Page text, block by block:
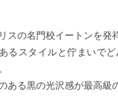
スの名門校イートンを発
るスタイルと佇まいで
ある黒の光沢感が最高級